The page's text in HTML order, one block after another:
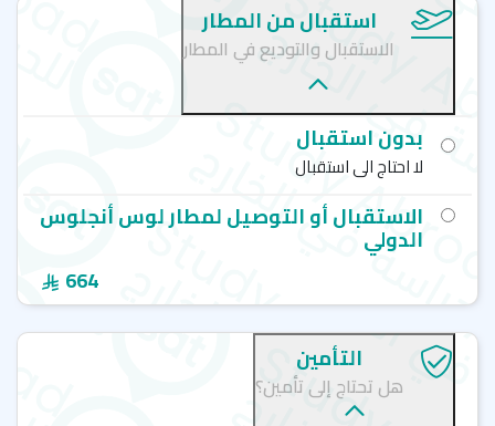
استقبال من المطار
الاستقبال والتوديع في المطار
بدون استقبال
لا احتاج الى استقبال
الاستقبال أو التوصيل لمطار لوس أنجلوس
الدولي
664
التأمين
هل تحتاج إلى تأمين؟